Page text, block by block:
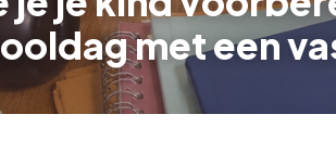
met een